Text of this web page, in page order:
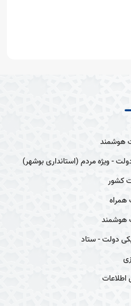
هوشمند
- ویژه مردم (استانداری بوشهر)
کشور
همراه
هوشمند
دولت - ستاد
اطلاعات